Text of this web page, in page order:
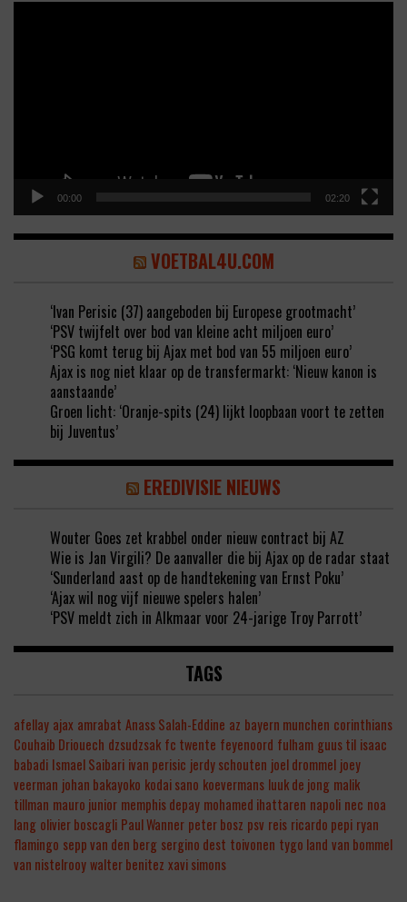
00:00 02:20
VOETBAL4U.COM
‘Ivan Perisic (37) aangeboden bij Europese grootmacht’
‘PSV twijfelt over bod van kleine acht miljoen euro’
‘PSG komt terug bij Ajax met bod van 55 miljoen euro’
Ajax is nog niet klaar op de transfermarkt: ‘Nieuw kanon is
aanstaande’
Groen licht: ‘Oranje-spits (24) lijkt loopbaan voort te zetten
bij Juventus’
EREDIVISIE NIEUWS
Wouter Goes zet krabbel onder nieuw contract bij AZ
Wie is Jan Virgili? De aanvaller die bij Ajax op de radar staat
‘Sunderland aast op de handtekening van Ernst Poku’
‘Ajax wil nog vijf nieuwe spelers halen’
‘PSV meldt zich in Alkmaar voor 24-jarige Troy Parrott’
TAGS
afellay ajax amrabat Anass Salah-Eddine az bayern munchen corinthians
Couhaib Driouech dzsudzsak fc twente feyenoord fulham guus til isaac
babadi Ismael Saibari ivan perisic jerdy schouten joel drommel joey
veerman johan bakayoko kodai sano koevermans luuk de jong malik
tillman mauro junior memphis depay mohamed ihattaren napoli nec noa
lang olivier boscagli Paul Wanner peter bosz psv reis ricardo pepi ryan
flamingo sepp van den berg sergino dest toivonen tygo land van bommel
van nistelrooywalter benitez xavi simons